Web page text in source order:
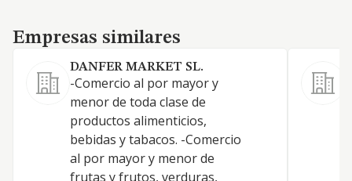
Empresas similares
Empresas similares
DANFER MARKET SL.
-Comercio al por mayor y
menor de toda clase de
productos alimenticios,
bebidas y tabacos. -Comercio
al por mayor y menor de
frutas y frutos, verduras,